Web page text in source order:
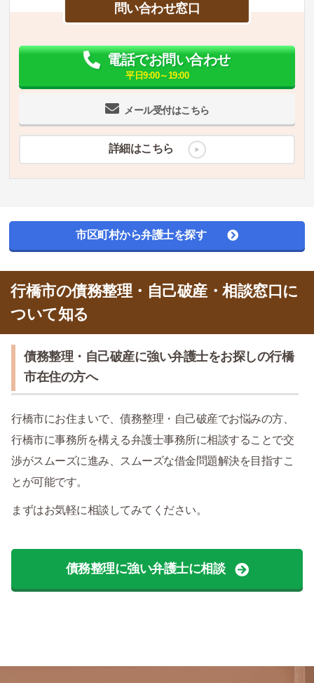
問い合わせ窓口
メール受付はこちら
電話でお問い合わせ
平日9:00～19:00
詳細はこちら
市区町村から弁護士を探す
行橋市の債務整理・自己破産・相談窓口に
ついて知る
債務整理・自己破産に強い弁護士をお探しの行橋
市在住の方へ
行橋市にお住まいで、債務整理・自己破産でお悩みの方、
行橋市に事務所を構える弁護士事務所に相談することで交
渉がスムーズに進み、スムーズな借金問題解決を目指すこ
とが可能です。
まずはお気軽に相談してみてください。
債務整理に強い弁護士に相談